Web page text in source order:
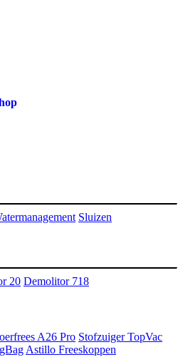
Sluizen
20 Demolitor 718
A26 Pro Stofzuiger TopVac
Astillo Freeskoppen